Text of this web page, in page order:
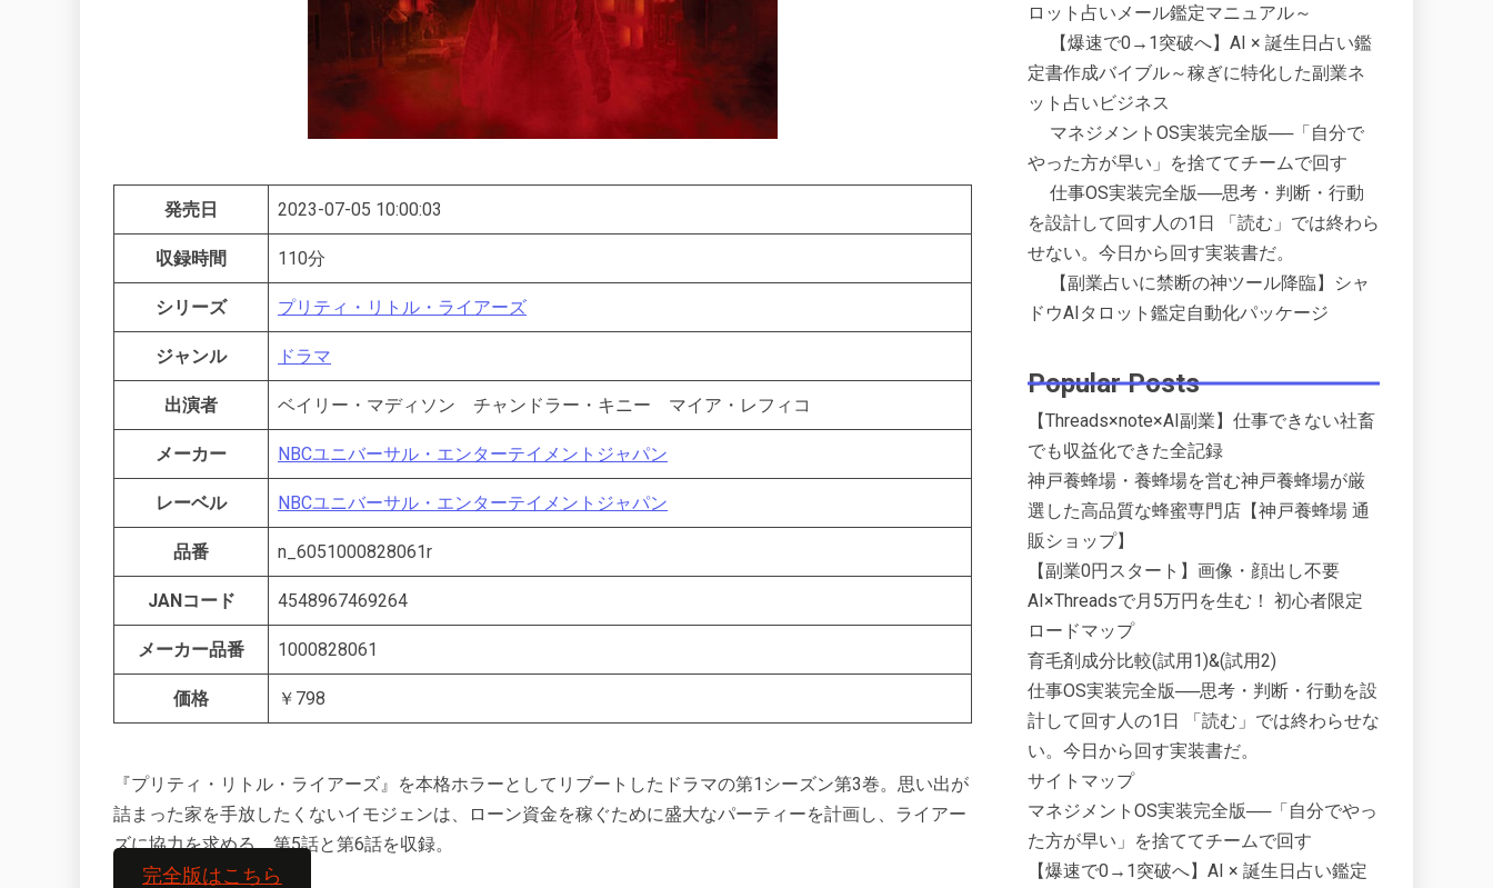
発売日 2023-07-05 10:00:03
収録時間 110分
シリーズ プリティ・リトル・ライアーズ
ジャンル ドラマ
出演者 ベイリー・マディソン チャンドラー・キニー マイア・レフィコ
メーカー NBCユニバーサル・エンターテイメントジャパン
レーベル NBCユニバーサル・エンターテイメントジャパン
品番 n_6051000828061r
JANコード 4548967469264
メーカー品番 1000828061
価格 ￥798
『プリティ・リトル・ライアーズ』を本格ホラーとしてリブートしたドラマの第1シーズン第3巻。思い出が
詰まった家を手放したくないイモジェンは、ローン資金を稼ぐために盛大なパーティーを計画し、ライアー
ズに協力を求める。第5話と第6話を収録。
完全版はこちら
ロット占いメール鑑定マニュアル～
【爆速で0→1突破へ】AI × 誕生日占い鑑
定書作成バイブル～稼ぎに特化した副業ネ
ット占いビジネス
マネジメントOS実装完全版──「自分で
やった方が早い」を捨ててチームで回す
仕事OS実装完全版──思考・判断・行動
を設計して回す人の1日 「読む」では終わら
せない。今日から回す実装書だ。
【副業占いに禁断の神ツール降臨】シャ
ドウAIタロット鑑定自動化パッケージ
Popular Posts
【Threads×note×AI副業】仕事できない社畜
でも収益化できた全記録
神戸養蜂場・養蜂場を営む神戸養蜂場が厳
選した高品質な蜂蜜専門店【神戸養蜂場 通
販ショップ】
【副業0円スタート】画像・顔出し不要
AI×Threadsで月5万円を生む！ 初心者限定
ロードマップ
育毛剤成分比較(試用1)&(試用2)
仕事OS実装完全版──思考・判断・行動を設
計して回す人の1日 「読む」では終わらせな
い。今日から回す実装書だ。
サイトマップ
マネジメントOS実装完全版──「自分でやっ
た方が早い」を捨ててチームで回す
【爆速で0→1突破へ】AI × 誕生日占い鑑定